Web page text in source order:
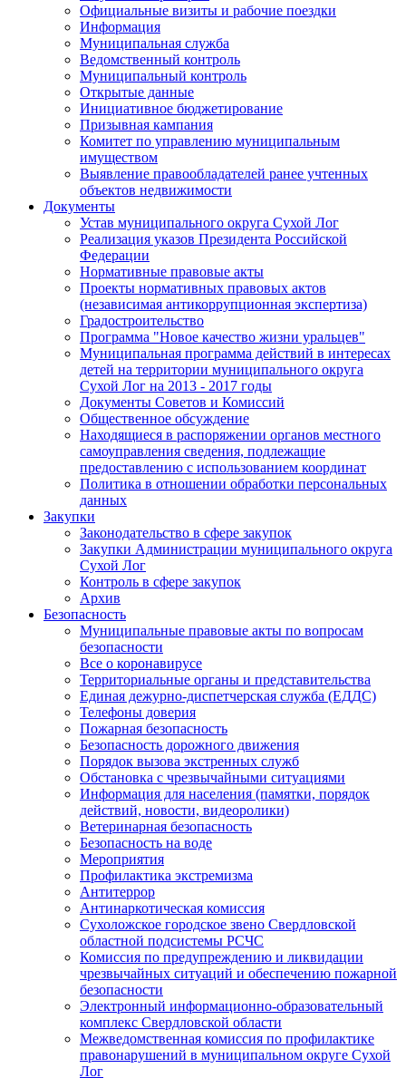
Официальные визиты и рабочие поездки
Информация
Муниципальная служба
Ведомственный контроль
Муниципальный контроль
Открытые данные
Инициативное бюджетирование
Призывная кампания
Комитет по управлению муниципальным
имуществом
Выявление правообладателей ранее учтенных
объектов недвижимости
Документы
Устав муниципального округа Сухой Лог
Реализация указов Президента Российской
Федерации
Нормативные правовые акты
Проекты нормативных правовых актов
(независимая антикоррупционная экспертиза)
Градостроительство
Программа "Новое качество жизни уральцев"
Муниципальная программа действий в интересах
детей на территории муниципального округа
Сухой Лог на 2013 - 2017 годы
Документы Советов и Комиссий
Общественное обсуждение
Находящиеся в распоряжении органов местного
самоуправления сведения, подлежащие
предоставлению с использованием координат
Политика в отношении обработки персональных
данных
Закупки
Законодательство в сфере закупок
Закупки Администрации муниципального округа
Сухой Лог
Контроль в сфере закупок
Архив
Безопасность
Муниципальные правовые акты по вопросам
безопасности
Все о коронавирусе
Территориальные органы и представительства
Единая дежурно-диспетчерская служба (ЕДДС)
Телефоны доверия
Пожарная безопасность
Безопасность дорожного движения
Порядок вызова экстренных служб
Обстановка с чрезвычайными ситуациями
Информация для населения (памятки, порядок
действий, новости, видеоролики)
Ветеринарная безопасность
Безопасность на воде
Мероприятия
Профилактика экстремизма
Антитеррор
Антинаркотическая комиссия
Сухоложское городское звено Свердловской
областной подсистемы РСЧС
Комиссия по предупреждению и ликвидации
чрезвычайных ситуаций и обеспечению пожарной
безопасности
Электронный информационно-образовательный
комплекс Cвердловской области
Межведомственная комиссия по профилактике
правонарушений в муниципальном округе Сухой
Лог